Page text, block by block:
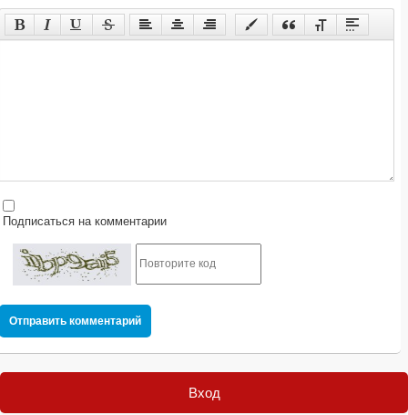
на комментарии
Отправить комментарий
Вход